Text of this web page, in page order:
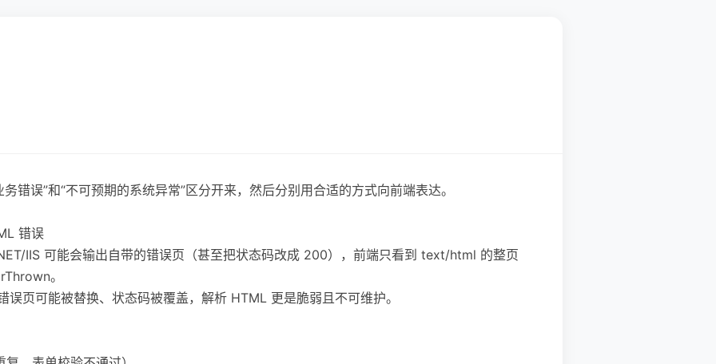
错误”和“不可预期的系统异常”区分开来，然后分别用合适的方式向前端表达。
错误
IIS 可能会输出自带的错误页（甚至把状态码改成 200），前端只看到 text/html 的整页
。
页可能被替换、状态码被覆盖，解析 HTML 更是脆弱且不可维护。